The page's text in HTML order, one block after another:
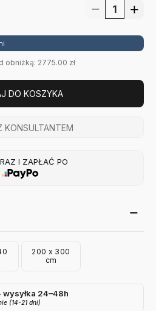
obniżką: 2775.00 zł
DO KOSZYKA
KONSULTANTEM
I ZAPŁAĆ PO
200 x 300
cm
wysyłka 24–48h
(14-21 dni)